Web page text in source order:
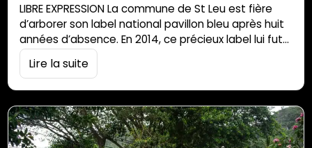
LIBRE EXPRESSION La commune de St Leu est fière
d’arborer son label national pavillon bleu après huit
années d’absence. En 2014, ce précieux label lui fut
retiré, à cause d’une mauvaise qualité de l’eau, de
la non conformité de l’émissaire des eaux traitées
problèmes…
Lire la suite